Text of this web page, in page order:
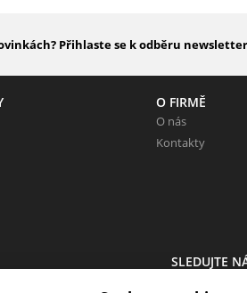
Přihlaste se k odběru
O FIRMĚ
O nás
Kontakty
SLEDUJTE